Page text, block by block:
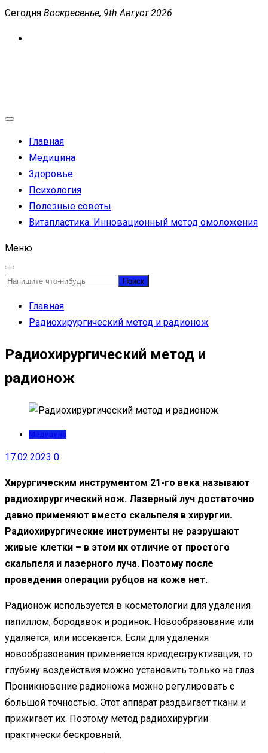
Перейти
Сегодня Воскресенье, 9th Август 2026
Главная
Медицина
Здоровье
Психология
Полезные советы
Витапластика. Инновационный метод омоложения
Меню
Найти:
Главная
Радиохирургический метод и радионож
Радиохирургический метод и
радионож
Медицина
17.02.2023 0
Хирургическим инструментом 21-го века называют
радиохирургический нож. Лазерный луч достаточно
давно применяют вместо скальпеля в хирургии.
Радиохирургические инструменты не разрушают
живые клетки – в этом их отличие от простого
скальпеля и лазерного луча. Поэтому после
проведения операции рубцов на коже нет.
Радионож используется в косметологии для удаления
папиллом, бородавок и родинок. Новообразование или
удаляется, или иссекается. Если для удаления
новообразования применяется криодеструктизация, то
глубину воздействия можно установить только на глаз.
Проникновение радионожа можно регулировать с
большой точностью. Этот аппарат раздвигает ткани и
прижигает их. Поэтому метод радиохирургии
практически бескровный.